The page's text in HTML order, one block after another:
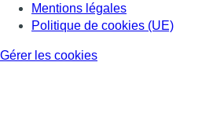
Mentions légales
Politique de cookies (UE)
Gérer les cookies